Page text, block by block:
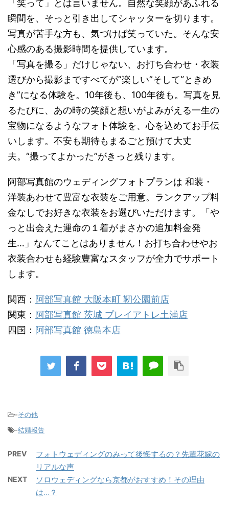
「笑って」とは言いません。自然な笑顔があふれる
瞬間を、そっと引き出してシャッターを切ります。
写真が苦手な方も、気づけば笑っていた。そんな安
心感のある撮影時間を提供しています。
「写真を撮る」だけじゃない、お打ち合わせ・衣装
選びから撮影まですべてが”楽しい”そして“ときめ
き”になる体験を。10年後も、100年後も。写真を見
るたびに、あの時の笑顔と想いがよみがえる一生の
宝物になるようなフォト体験を、心を込めてお手伝
いします。不安も期待もまるごと預けて大丈
夫。“撮ってよかった”がきっと残ります。
阿部写真館のウェディングフォトプランは 和装・
洋装あわせて豊富な衣装をご用意。ランクアップ料
金なしでお好きな衣装をお選びいただけます。「や
っと出会えた運命の１着がまさかの追加料金発
生…」なんてことはありません！お打ち合わせやお
衣装合わせも経験豊富なスタッフが全力でサポート
します。
関西： 阿部写真館 大阪本町 靭公園前店
関東： 阿部写真館 茨城 プレイアトレ土浦店
四国： 阿部写真館 徳島本店
-その他
-結婚報告
PREV
フォトウェディングのみって後悔するの？先輩花嫁の
リアルな声
NEXT
ソロウェディングなら京都がおすすめ！その理由
は…？